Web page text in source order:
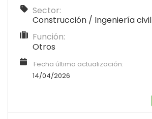
ofertas
Subir
Sector:
Construcción / Ingeniería civil
Función:
Otros
Fecha última actualización:
14/04/2026